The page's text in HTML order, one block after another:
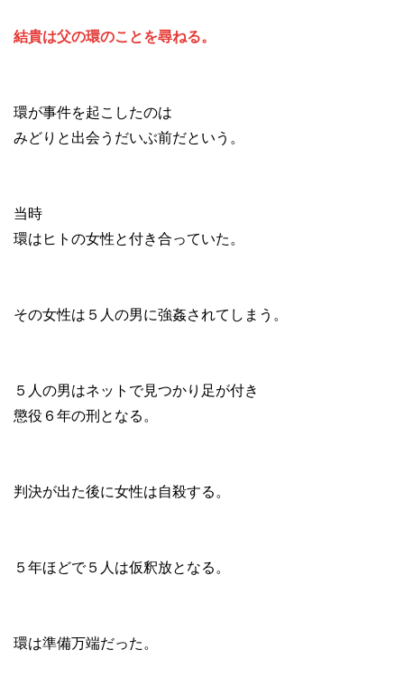
結貴は父の環のことを尋ねる。
環が事件を起こしたのは
みどりと出会うだいぶ前だという。
当時
環はヒトの女性と付き合っていた。
その女性は５人の男に強姦されてしまう。
５人の男はネットで見つかり足が付き
懲役６年の刑となる。
判決が出た後に女性は自殺する。
５年ほどで５人は仮釈放となる。
環は準備万端だった。